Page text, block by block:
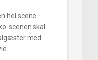
hel scene
scenen skal
med